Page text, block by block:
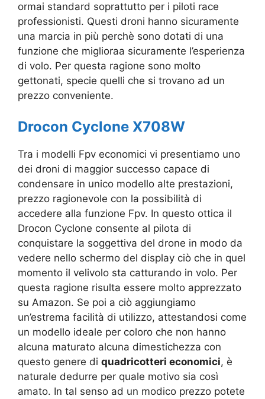
ormai standard soprattutto per i piloti race
professionisti. Questi droni hanno sicuramente
una marcia in più perchè sono dotati di una
funzione che miglioraa sicuramente l’esperienza
di volo. Per questa ragione sono molto
gettonati, specie quelli che si trovano ad un
prezzo conveniente.
Drocon Cyclone X708W
Tra i modelli Fpv economici vi presentiamo uno
dei droni di maggior successo capace di
condensare in unico modello alte prestazioni,
prezzo ragionevole con la possibilità di
accedere alla funzione Fpv. In questo ottica il
Drocon Cyclone consente al pilota di
conquistare la soggettiva del drone in modo da
vedere nello schermo del display ciò che in quel
momento il velivolo sta catturando in volo. Per
questa ragione risulta essere molto apprezzato
su Amazon. Se poi a ciò aggiungiamo
un’estrema facilità di utilizzo, attestandosi come
un modello ideale per coloro che non hanno
alcuna maturato alcuna dimestichezza con
questo genere di quadricotteri economici, è
naturale dedurre per quale motivo sia così
amato. In tal senso ad un modico prezzo potete